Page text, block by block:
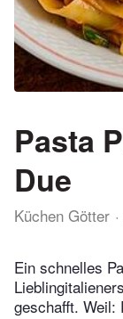
Pasta
Due
Küchen Götter
Ein schnelles
geschafft. Weil: